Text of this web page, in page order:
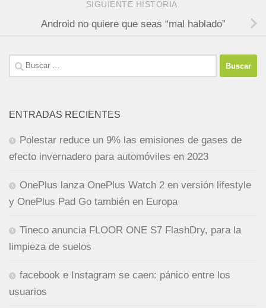
SIGUIENTE HISTORIA
Android no quiere que seas “mal hablado”
Buscar:
ENTRADAS RECIENTES
Polestar reduce un 9% las emisiones de gases de
efecto invernadero para automóviles en 2023
OnePlus lanza OnePlus Watch 2 en versión lifestyle
y OnePlus Pad Go también en Europa
Tineco anuncia FLOOR ONE S7 FlashDry, para la
limpieza de suelos
facebook e Instagram se caen: pánico entre los
usuarios